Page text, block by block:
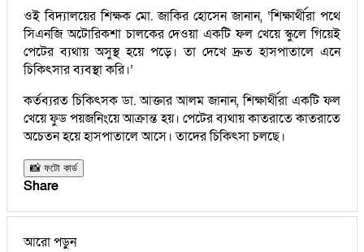
ওই বিদ্যালয়ের শিক্ষক মো. জাকির হোসেন জানান, ‘শিক্ষার্থীরা পথে
সিএনজি অটোরিকশা চালকের দেওয়া একটি ফল খেয়ে স্কুলে গিয়েই
পেটের ব্যথায় অসুস্থ হয়ে পড়ে। তা দেখে দ্রুত হাসপাতালে এনে
চিকিৎসার ব্যবস্থা করি।’
কর্তব্যরত চিকিৎসক ডা. আক্তার আলম জানান, শিক্ষার্থীরা একটি ফল
খেয়ে ফুড পয়জনিংয়ে আক্রান্ত হয়। পেটের ব্যথায় কাতরাতে কাতরাতে
অচেতন হয়ে হাসপাতালে আসে। তাদের চিকিৎসা চলছে।
📸 ফটো কার্ড
Share
আরো পড়ুন